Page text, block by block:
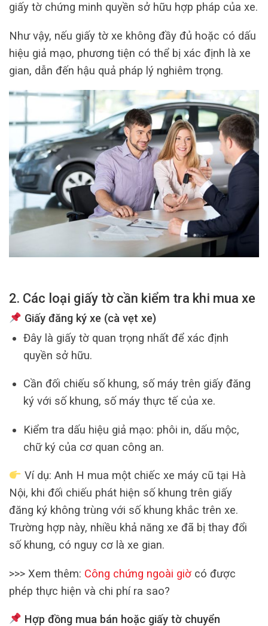
giấy tờ chứng minh quyền sở hữu hợp pháp của xe.
Như vậy, nếu giấy tờ xe không đầy đủ hoặc có dấu
hiệu giả mạo, phương tiện có thể bị xác định là xe
gian, dẫn đến hậu quả pháp lý nghiêm trọng.
2. Các loại giấy tờ cần kiểm tra khi mua xe
Giấy đăng ký xe (cà vẹt xe)
Đây là giấy tờ quan trọng nhất để xác định
quyền sở hữu.
Cần đối chiếu số khung, số máy trên giấy đăng
ký với số khung, số máy thực tế của xe.
Kiểm tra dấu hiệu giả mạo: phôi in, dấu mộc,
chữ ký của cơ quan công an.
Ví dụ: Anh H mua một chiếc xe máy cũ tại Hà
Nội, khi đối chiếu phát hiện số khung trên giấy
đăng ký không trùng với số khung khắc trên xe.
Trường hợp này, nhiều khả năng xe đã bị thay đổi
số khung, có nguy cơ là xe gian.
>>> Xem thêm: Công chứng ngoài giờ có được
phép thực hiện và chi phí ra sao?
Hợp đồng mua bán hoặc giấy tờ chuyển